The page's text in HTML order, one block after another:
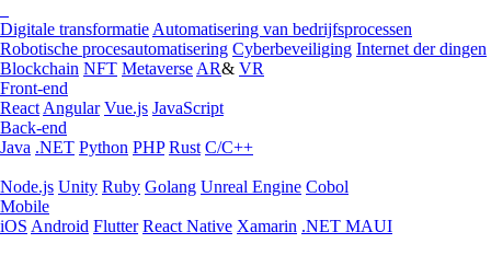
Digitale transformatie Automatisering van bedrijfsprocessen
Robotische procesautomatisering Cyberbeveiliging Internet der dingen
Blockchain NFT Metaverse AR& VR
Front-end
React Angular Vue.js JavaScript
Back-end
Java .NET Python PHP Rust C/C++
Node.js Unity Ruby Golang Unreal Engine Cobol
Mobile
iOS Android Flutter React Native Xamarin .NET MAUI